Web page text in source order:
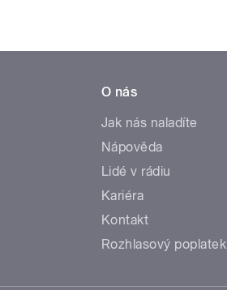
O nás
Jak nás naladíte
Nápověda
Lidé v rádiu
Kariéra
Kontakt
Rozhlasový poplatek